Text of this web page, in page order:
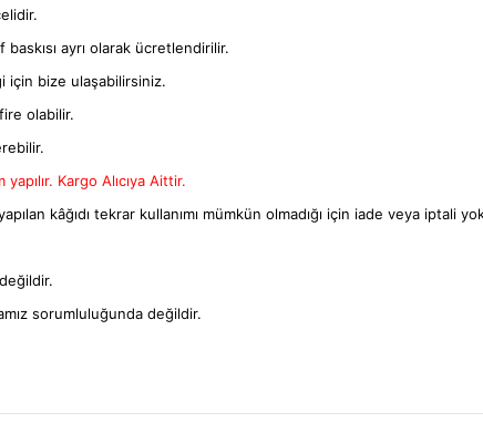
ayrı olarak ücretlendirilir.
için bize ulaşabilirsiniz.
fire olabilir.
Kargo Alıcıya Aittir.
kâğıdı tekrar kullanımı mümkün olmadığı için iade veya iptali
sorumluluğunda değildir.